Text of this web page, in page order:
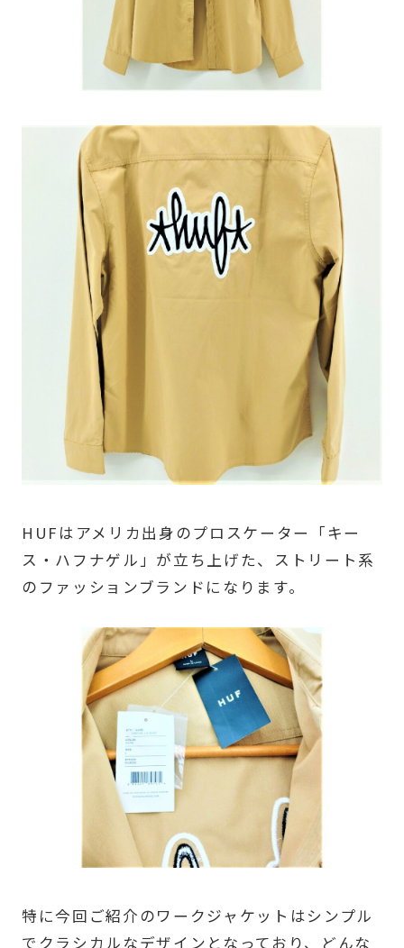
HUFはアメリカ出身のプロスケーター「キー
ス・ハフナゲル」が立ち上げた、ストリート系
のファッションブランドになります。
特に今回ご紹介のワークジャケットはシンプル
でクラシカルなデザインとなっており、どんな